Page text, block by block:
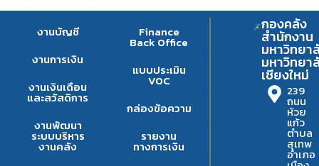
งานบัญชี
งานการเงิน
งานเงินเดือน
และสวัสดิการ
งานพัฒนา
ระบบบริหาร
งานคลัง
Finance
Back Office
แบบประเมิน
VOC
กล่องข้อความ
รายงาน
ทางการเงิน
กองคลัง
สำนักงาน
มหาวิทยา
มหาวิทยา
เชียงใหม่
239
ถนน
ห้วย
แก้ว
ตำบล
สุเทพ
อำเภอ